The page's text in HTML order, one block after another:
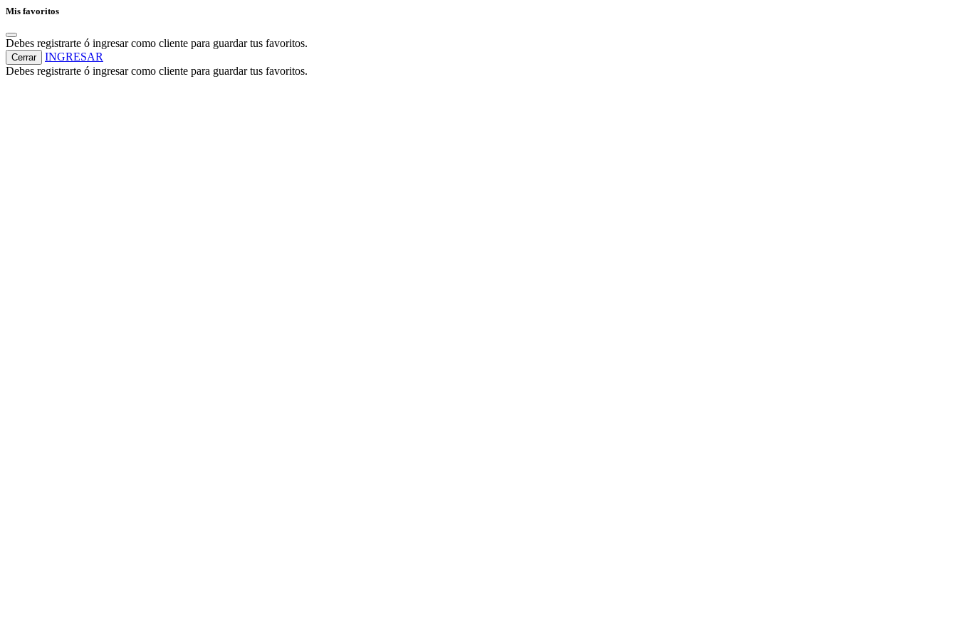
Mis favoritos
Debes registrarte ó ingresar como cliente para guardar tus favoritos.
Cerrar
INGRESAR
Debes registrarte ó ingresar como cliente para guardar tus favoritos.